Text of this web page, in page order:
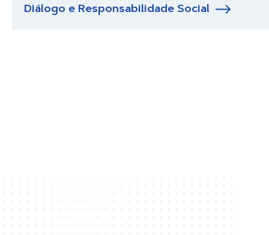
Diálogo e Responsabilidade Social